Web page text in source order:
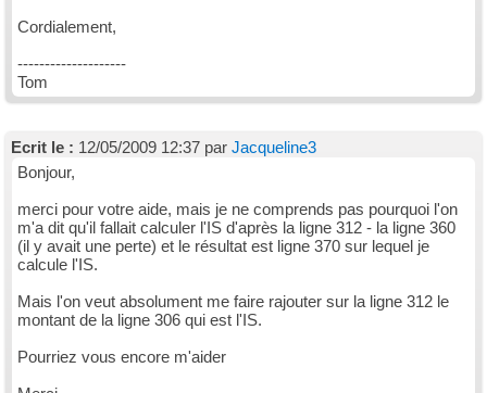
Cordialement,
--------------------
Tom
Ecrit le : 12/05/2009 12:37 par Jacqueline3
Bonjour,
merci pour votre aide, mais je ne comprends pas pourquoi l'on
m'a dit qu'il fallait calculer l'IS d'après la ligne 312 - la ligne 360
(il y avait une perte) et le résultat est ligne 370 sur lequel je
calcule l'IS.
Mais l'on veut absolument me faire rajouter sur la ligne 312 le
montant de la ligne 306 qui est l'IS.
Pourriez vous encore m'aider